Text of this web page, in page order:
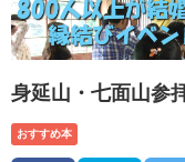
身延山・七面山参
おすすめ本